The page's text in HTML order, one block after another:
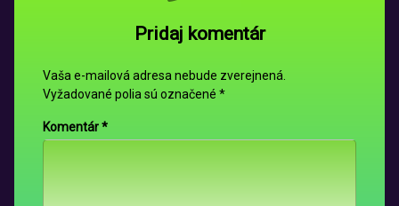
Pridaj komentár
Vaša e-mailová adresa nebude zverejnená.
Vyžadované polia sú označené *
Komentár*